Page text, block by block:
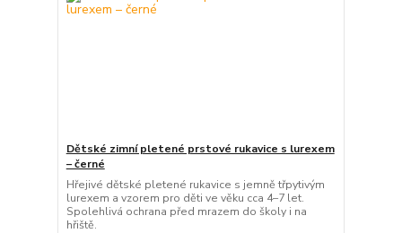
Dětské zimní pletené prstové rukavice s lurexem
– černé
Hřejivé dětské pletené rukavice s jemně třpytivým
lurexem a vzorem pro děti ve věku cca 4–7 let.
Spolehlivá ochrana před mrazem do školy i na
hřiště.